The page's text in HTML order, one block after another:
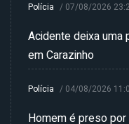
Polícia / 07/08/2026
Acidente deixa uma
em Carazinho
Polícia / 04/08/2026
Homem é preso